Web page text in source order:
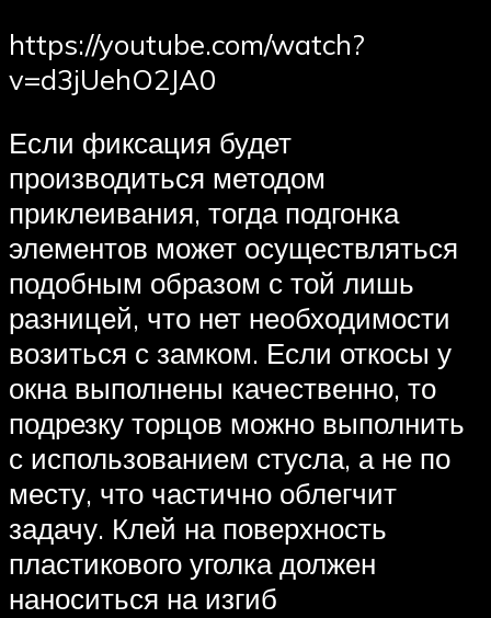
https://youtube.com/watch?
v=d3jUehO2JA0
Если фиксация будет
производиться методом
приклеивания, тогда подгонка
элементов может осуществляться
подобным образом с той лишь
разницей, что нет необходимости
возиться с замком. Если откосы у
окна выполнены качественно, то
подрезку торцов можно выполнить
с использованием стусла, а не по
месту, что частично облегчит
задачу. Клей на поверхность
пластикового уголка должен
наноситься на изгиб